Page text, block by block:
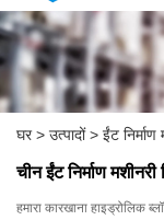
घर > उत्पादों > ईंट निर्माण
चीन ईंट निर्माण मशीनरी
हमारा कारखाना हाइड्रोलिक